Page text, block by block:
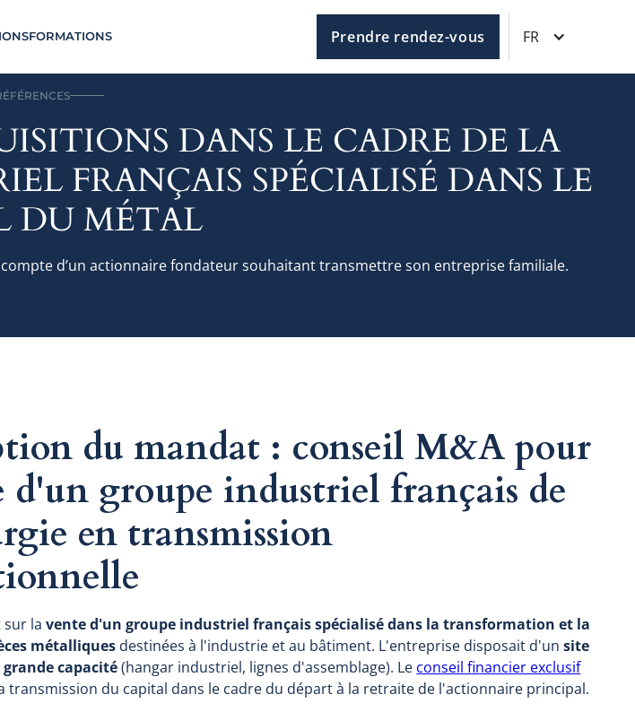
FORMATIONS Prendre rendez-vous FR
DANS LE CADRE DE LA
FRANÇAIS SPÉCIALISÉ DANS LE
DU MÉTAL
d’un actionnaire fondateur souhaitant transmettre son entreprise familiale.
du mandat : conseil M&A pour
d'un groupe industriel français de
en transmission
sur lavente d'un groupe industriel français spécialisé dans la transformation et la
métalliques destinées à l'industrie et au bâtiment. L'entreprise disposait d'unsite
capacité(hangar industriel, lignes d'assemblage). Le conseil financier exclusif
transmission du capital dans le cadre du départ à la retraite de l'actionnaire principal.